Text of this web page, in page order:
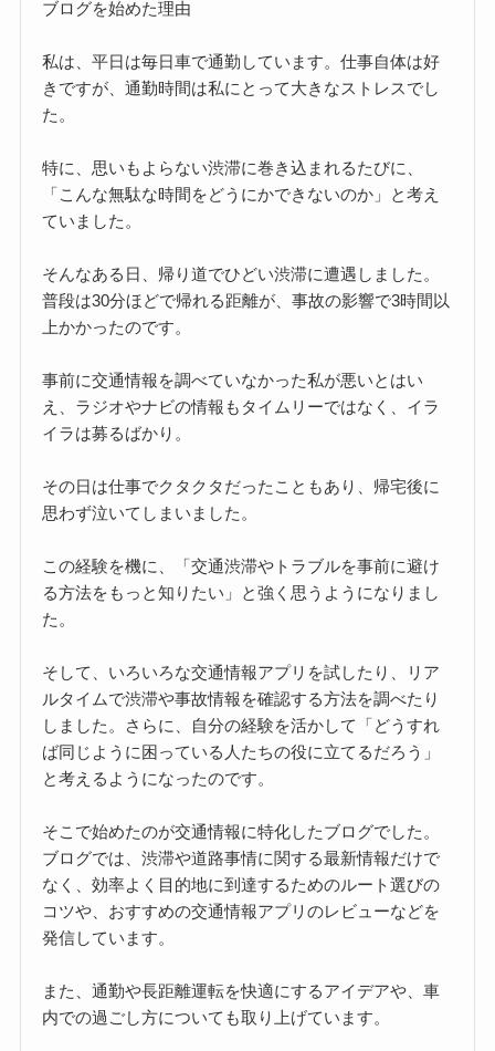
ブログを始めた理由
私は、平日は毎日車で通勤しています。仕事自体は好
きですが、通勤時間は私にとって大きなストレスでし
た。
特に、思いもよらない渋滞に巻き込まれるたびに、
「こんな無駄な時間をどうにかできないのか」と考え
ていました。
そんなある日、帰り道でひどい渋滞に遭遇しました。
普段は30分ほどで帰れる距離が、事故の影響で3時間以
上かかったのです。
事前に交通情報を調べていなかった私が悪いとはい
え、ラジオやナビの情報もタイムリーではなく、イラ
イラは募るばかり。
その日は仕事でクタクタだったこともあり、帰宅後に
思わず泣いてしまいました。
この経験を機に、「交通渋滞やトラブルを事前に避け
る方法をもっと知りたい」と強く思うようになりまし
た。
そして、いろいろな交通情報アプリを試したり、リア
ルタイムで渋滞や事故情報を確認する方法を調べたり
しました。さらに、自分の経験を活かして「どうすれ
ば同じように困っている人たちの役に立てるだろう」
と考えるようになったのです。
そこで始めたのが交通情報に特化したブログでした。
ブログでは、渋滞や道路事情に関する最新情報だけで
なく、効率よく目的地に到達するためのルート選びの
コツや、おすすめの交通情報アプリのレビューなどを
発信しています。
また、通勤や長距離運転を快適にするアイデアや、車
内での過ごし方についても取り上げています。